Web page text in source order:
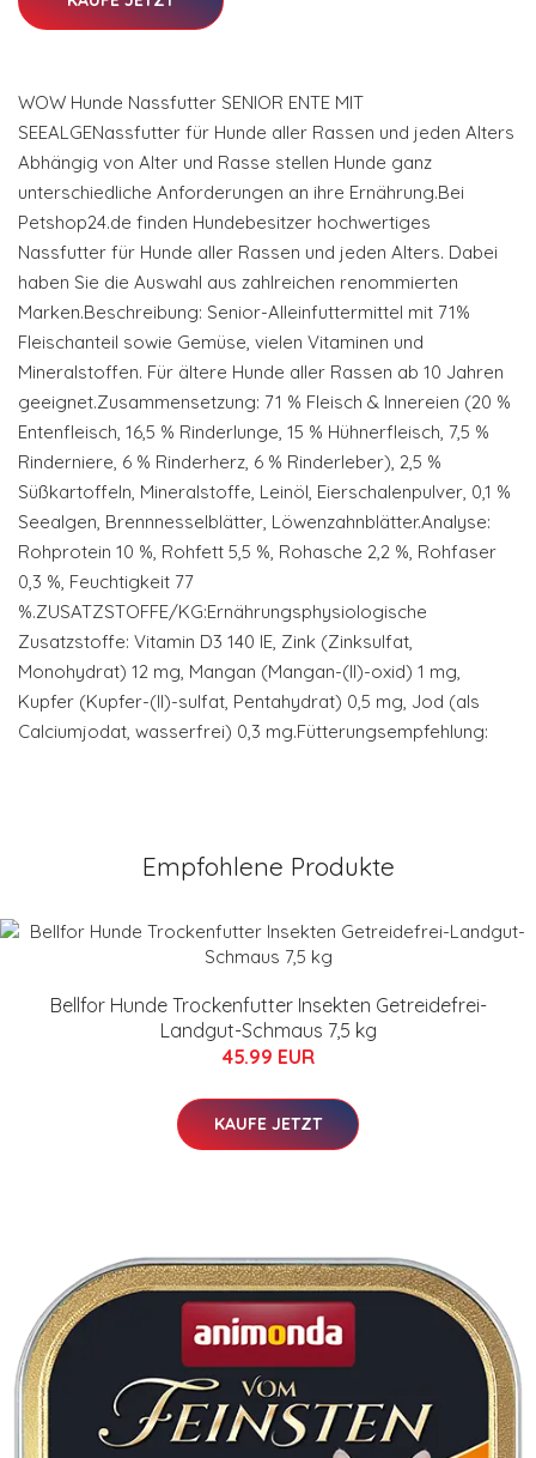
WOW Hunde Nassfutter SENIOR ENTE MIT
SEEALGENassfutter für Hunde aller Rassen und jeden Alters
Abhängig von Alter und Rasse stellen Hunde ganz
unterschiedliche Anforderungen an ihre Ernährung.Bei
Petshop24.de finden Hundebesitzer hochwertiges
Nassfutter für Hunde aller Rassen und jeden Alters. Dabei
haben Sie die Auswahl aus zahlreichen renommierten
Marken.Beschreibung: Senior-Alleinfuttermittel mit 71%
Fleischanteil sowie Gemüse, vielen Vitaminen und
Mineralstoffen. Für ältere Hunde aller Rassen ab 10 Jahren
geeignet.Zusammensetzung: 71 % Fleisch & Innereien (20 %
Entenfleisch, 16,5 % Rinderlunge, 15 % Hühnerfleisch, 7,5 %
Rinderniere, 6 % Rinderherz, 6 % Rinderleber), 2,5 %
Süßkartoffeln, Mineralstoffe, Leinöl, Eierschalenpulver, 0,1 %
Seealgen, Brennnesselblätter, Löwenzahnblätter.Analyse:
Rohprotein 10 %, Rohfett 5,5 %, Rohasche 2,2 %, Rohfaser
0,3 %, Feuchtigkeit 77
%.ZUSATZSTOFFE/KG:Ernährungsphysiologische
Zusatzstoffe: Vitamin D3 140 IE, Zink (Zinksulfat,
Monohydrat) 12 mg, Mangan (Mangan-(II)-oxid) 1 mg,
Kupfer (Kupfer-(II)-sulfat, Pentahydrat) 0,5 mg, Jod (als
Calciumjodat, wasserfrei) 0,3 mg.Fütterungsempfehlung:
Empfohlene Produkte
Bellfor Hunde Trockenfutter Insekten Getreidefrei-
Landgut-Schmaus 7,5 kg
45.99 EUR
KAUFE JETZT